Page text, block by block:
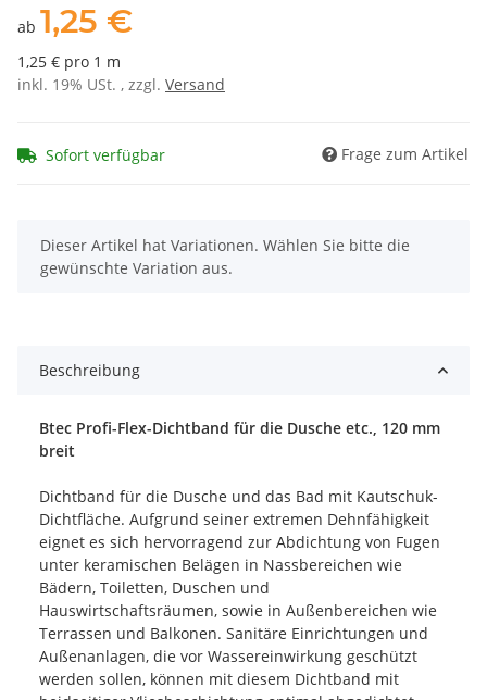
ab 1,25 €
1,25 € pro 1 m
inkl. 19% USt. , zzgl. Versand
Sofort verfügbar Frage zum Artikel
x
Dieser Artikel hat Variationen. Wählen Sie bitte die
gewünschte Variation aus.
Beschreibung
Btec Profi-Flex-Dichtband für die Dusche etc., 120 mm
breit
Dichtband für die Dusche und das Bad mit Kautschuk-
Dichtfläche. Aufgrund seiner extremen Dehnfähigkeit
eignet es sich hervorragend zur Abdichtung von Fugen
unter keramischen Belägen in Nassbereichen wie
Bädern, Toiletten, Duschen und
Hauswirtschaftsräumen, sowie in Außenbereichen wie
Terrassen und Balkonen. Sanitäre Einrichtungen und
Außenanlagen, die vor Wassereinwirkung geschützt
werden sollen, können mit diesem Dichtband mit